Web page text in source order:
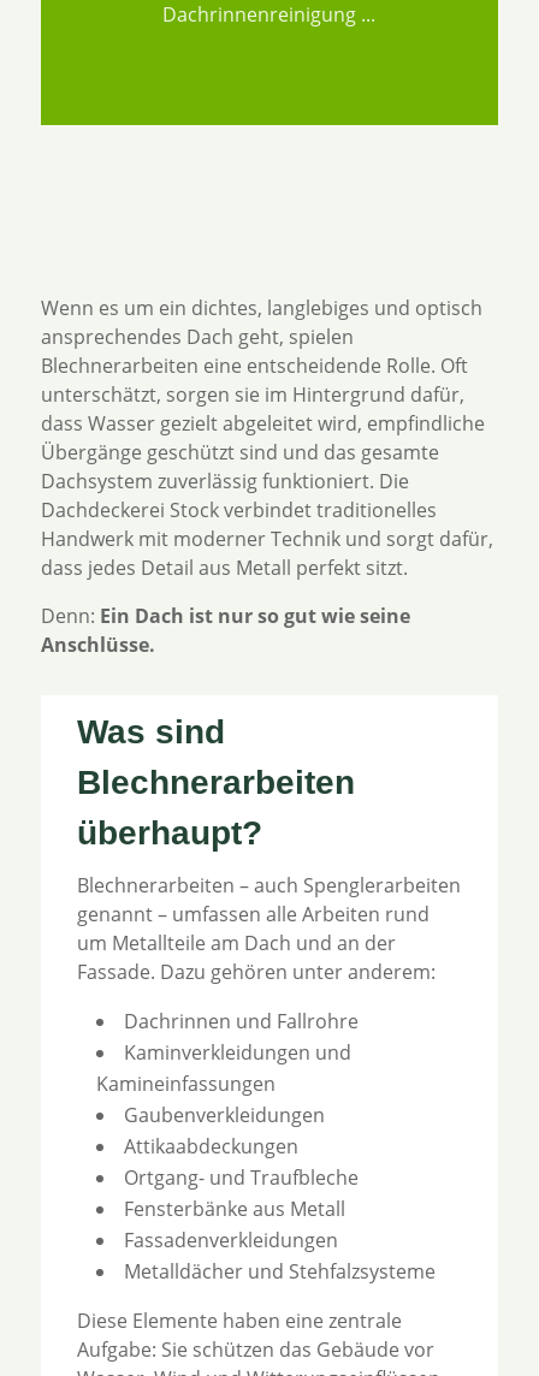
Dachrinnenreinigung ...
Wenn es um ein dichtes, langlebiges und optisch
ansprechendes Dach geht, spielen
Blechnerarbeiten eine entscheidende Rolle. Oft
unterschätzt, sorgen sie im Hintergrund dafür,
dass Wasser gezielt abgeleitet wird, empfindliche
Übergänge geschützt sind und das gesamte
Dachsystem zuverlässig funktioniert. Die
Dachdeckerei Stock verbindet traditionelles
Handwerk mit moderner Technik und sorgt dafür,
dass jedes Detail aus Metall perfekt sitzt.
Denn: Ein Dach ist nur so gut wie seine
Anschlüsse.
Was sind
Blechnerarbeiten
überhaupt?
Blechnerarbeiten – auch Spenglerarbeiten
genannt – umfassen alle Arbeiten rund
um Metallteile am Dach und an der
Fassade. Dazu gehören unter anderem:
Dachrinnen und Fallrohre
Kaminverkleidungen und
Kamineinfassungen
Gaubenverkleidungen
Attikaabdeckungen
Ortgang- und Traufbleche
Fensterbänke aus Metall
Fassadenverkleidungen
Metalldächer und Stehfalzsysteme
Diese Elemente haben eine zentrale
Aufgabe: Sie schützen das Gebäude vor